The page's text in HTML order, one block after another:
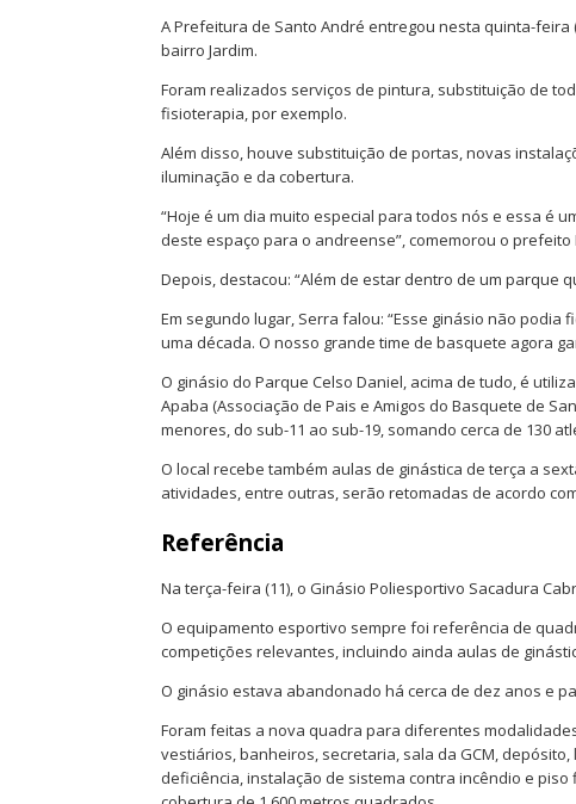
A Prefeitura de Santo André entregou nesta quinta-
bairro Jardim.
Foram realizados serviços de pintura, substituição de
fisioterapia, por exemplo.
Além disso, houve substituição de portas, novas
iluminação e da cobertura.
“Hoje é um dia muito especial para todos nós e essa é
deste espaço para o andreense”, comemorou o prefeito
Depois, destacou: “Além de estar dentro de um parque
Em segundo lugar, Serra falou: “Esse ginásio não
uma década. O nosso grande time de basquete agora
O ginásio do Parque Celso Daniel, acima de tudo, é
Apaba (Associação de Pais e Amigos do Basquete de
menores, do sub-11 ao sub-19, somando cerca de 130
O local recebe também aulas de ginástica de terça a
atividades, entre outras, serão retomadas de acordo
Referência
Na terça-feira (11), o Ginásio Poliesportivo Sacadura
O equipamento esportivo sempre foi referência de
competições relevantes, incluindo ainda aulas de
O ginásio estava abandonado há cerca de dez anos e
Foram feitas a nova quadra para diferentes
vestiários, banheiros, secretaria, sala da GCM,
deficiência, instalação de sistema contra incêndio e